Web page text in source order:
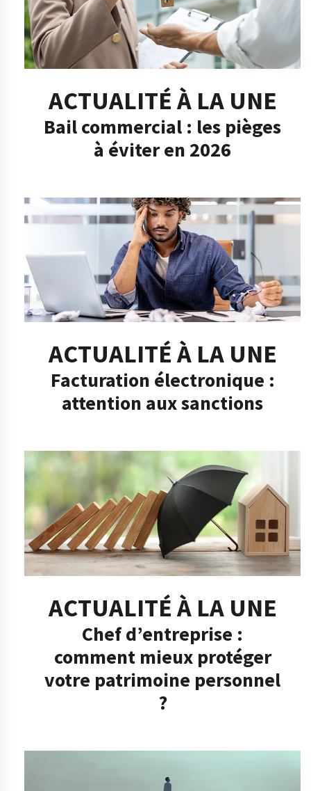
ACTUALITÉ À LA UNE
Bail commercial : les pièges
à éviter en 2026
ACTUALITÉ À LA UNE
Facturation électronique :
attention aux sanctions
ACTUALITÉ À LA UNE
Chef d’entreprise :
comment mieux protéger
votre patrimoine personnel
?